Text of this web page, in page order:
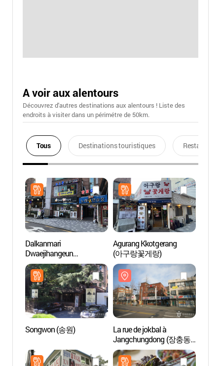
A voir aux alentours
Découvrez d'autres destinations aux alentours ! Liste des
endroits à visiter dans un périmétre de 50km.
Tous Destinations touristiques Restaurants
Dalkanmari
Dwaejihangeun
(닭한마리돼지한근)
Agurang Kkotgerang
(아구랑꽃게랑)
Songwon (송원)
La rue de jokbal à
Jangchungdong (장충동
족발 골목)